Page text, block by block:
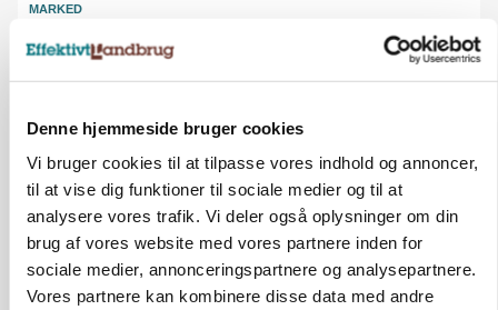
Denne hjemmeside bruger cookies
Vi bruger cookies til at tilpasse vores indhold og annoncer,
til at vise dig funktioner til sociale medier og til at
analysere vores trafik. Vi deler også oplysninger om din
brug af vores website med vores partnere inden for
sociale medier, annonceringspartnere og analysepartnere.
Vores partnere kan kombinere disse data med andre
MARKED
Annonce